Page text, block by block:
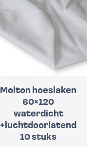
Molton hoeslaken
60×120
waterdicht
+luchtdoorlatend
10 stuks